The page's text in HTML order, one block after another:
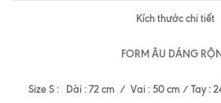
Kích thước chi tiết
FORM ÂU DÁNG
Size S : Dài : 72 cm / Vai : 50 cm / Tay :